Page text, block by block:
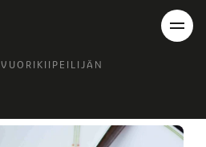
VUORIKIIPEILIJÄN